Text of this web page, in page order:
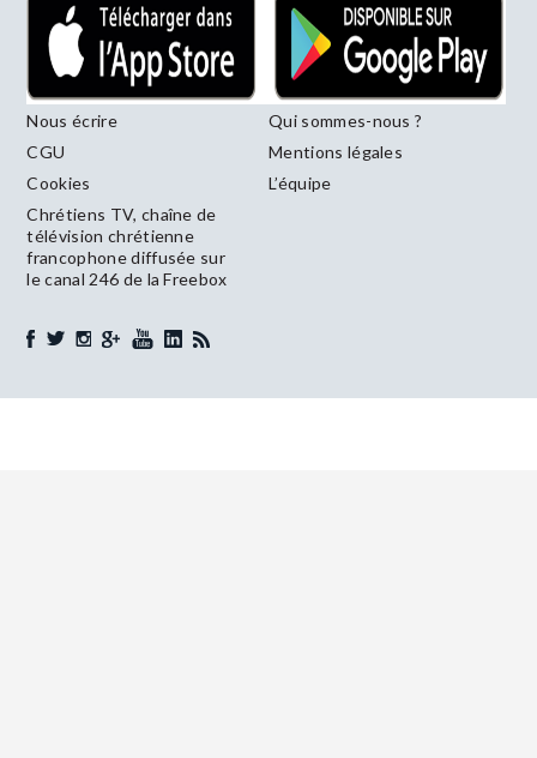
Nous écrire
Qui sommes-nous ?
CGU
Mentions légales
Cookies
L’équipe
Chrétiens TV, chaîne de
télévision chrétienne
francophone diffusée sur
le canal 246 de la Freebox